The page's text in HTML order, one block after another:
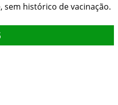
sem histórico de vacinação.